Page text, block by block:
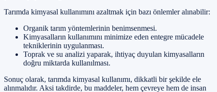
Tarımda kimyasal kullanımını azaltmak için bazı önlemler alınabilir:
Organik tarım yöntemlerinin benimsenmesi.
Kimyasalların kullanımını minimize eden entegre mücadele
tekniklerinin uygulanması.
Toprak ve su analizi yaparak, ihtiyaç duyulan kimyasalların
doğru miktarda kullanılması.
Sonuç olarak, tarımda kimyasal kullanımı, dikkatli bir şekilde ele
alınmalıdır. Aksi takdirde, bu maddeler, hem çevreye hem de insan